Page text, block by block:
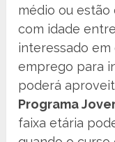
médio ou estão
com idade
interessado
emprego para
poderá
Programa
faixa etária